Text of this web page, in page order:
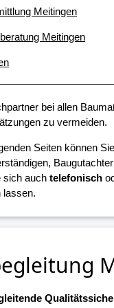
Meitingen
Meitingen
bei allen
zu vermeiden.
Seiten können
sich auch telefonisch
lassen.